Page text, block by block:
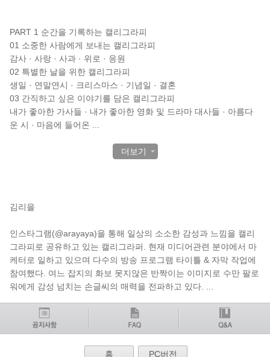
PART 1 순간을 기록하는 캘리그라피
01 소중한 사람에게 보내는 캘리그라피
감사 · 사랑 · 사과 · 위로 · 응원
02 특별한 날을 위한 캘리그라피
생일 · 연말연시 · 크리스마스 · 기념일 · 결혼
03 간직하고 싶은 이야기를 담은 캘리그라피
내가 좋아한 가사들 · 내가 좋아한 영화 및 드라마 대사들 · 아름다
운 시 · 마음에 들어온
더보기
김리을
인스타그램(@arayaya)을 통해 일상의 소소한 감성과 느낌을 캘리
그라피로 공유하고 있는 캘리그라퍼. 현재 미디어관련 분야에서 마
케터로 일하고 있으며 다수의 방송 프로그램 타이틀 & 자막 작업에
참여했다. 여느 잡지의 화보 못지않은 반짝이는 이미지로 수만 팔로
워에게 감성 넘치는 손글씨의 매력을 전파하고 있다.
홈 PC버전